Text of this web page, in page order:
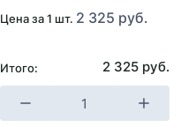
Цена за 1 шт. 2 325 руб.
Итого: 2 325 руб.